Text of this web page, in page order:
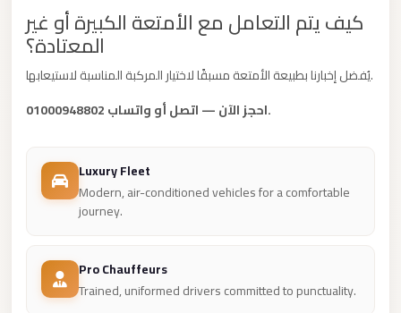
كيف يتم التعامل مع الأمتعة الكبيرة أو غير
المعتادة؟
يُفضل إخبارنا بطبيعة الأمتعة مسبقًا لاختيار المركبة المناسبة لاستيعابها.
احجز الآن — اتصل أو واتساب 01000948802.
Luxury Fleet
Modern, air-conditioned vehicles for a comfortable
journey.
Pro Chauffeurs
Trained, uniformed drivers committed to punctuality.
New
Cairo
Limousine
Administrative
Transfer
Administrative
Limousine